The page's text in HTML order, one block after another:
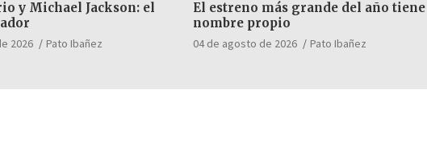
y Michael Jackson: el
2026 Pato Ibañez
El estreno más grande del año tiene
nombre propio
04 de agosto de 2026 Pato Ibañez